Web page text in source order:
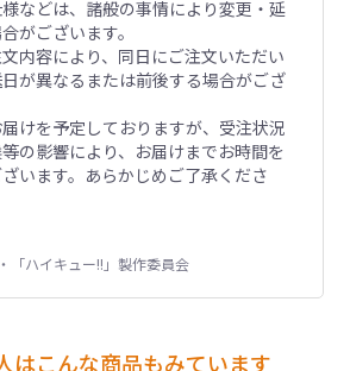
などは、諸般の事情により変更・延
がございます。
内容により、同日にご注文いただい
が異なるまたは前後する場合がござ
けを予定しておりますが、受注状況
の影響により、お届けまでお時間を
います。あらかじめご了承くださ
「ハイキュー!!」製作委員会
はこんな商品もみています